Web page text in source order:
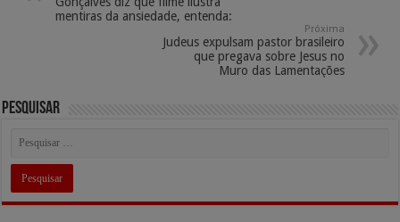
p
o
m
n
k
mentiras da ansiedade, entenda:
Próxima
Judeus expulsam pastor brasileiro
que pregava sobre Jesus no
Muro das Lamentações
Pesquisar